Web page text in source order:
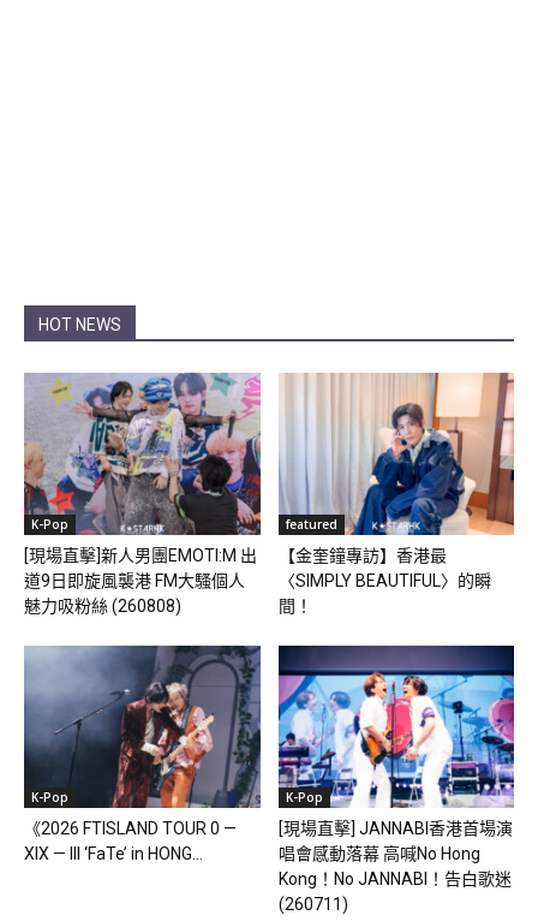
HOT NEWS
K-Pop
[現場直擊]新人男團EMOTI:M 出
道9日即旋風襲港 FM大騷個人
魅力吸粉絲 (260808)
featured
【金奎鐘專訪】香港最
〈SIMPLY BEAUTIFUL〉的瞬
間！
K-Pop
《2026 FTISLAND TOUR 0 —
XIX — III ‘FaTe’ in HONG...
K-Pop
[現場直擊] JANNABI香港首場演
唱會感動落幕 高喊No Hong
Kong！No JANNABI！告白歌迷
(260711)